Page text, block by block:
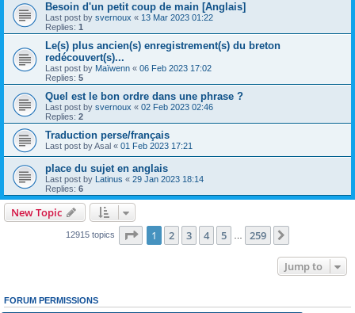
Besoin d'un petit coup de main [Anglais]
Last post by svernoux « 13 Mar 2023 01:22
Replies: 1
Le(s) plus ancien(s) enregistrement(s) du breton
redécouvert(s)...
Last post by Maïwenn « 06 Feb 2023 17:02
Replies: 5
Quel est le bon ordre dans une phrase ?
Last post by svernoux « 02 Feb 2023 02:46
Replies: 2
Traduction perse/français
Last post byAsal « 01 Feb 2023 17:21
place du sujet en anglais
Last post by Latinus « 29 Jan 2023 18:14
Replies: 6
New Topic
12915 topics Page 1of 259
1 2 3 4 5 259
Jump to
FORUM PERMISSIONS